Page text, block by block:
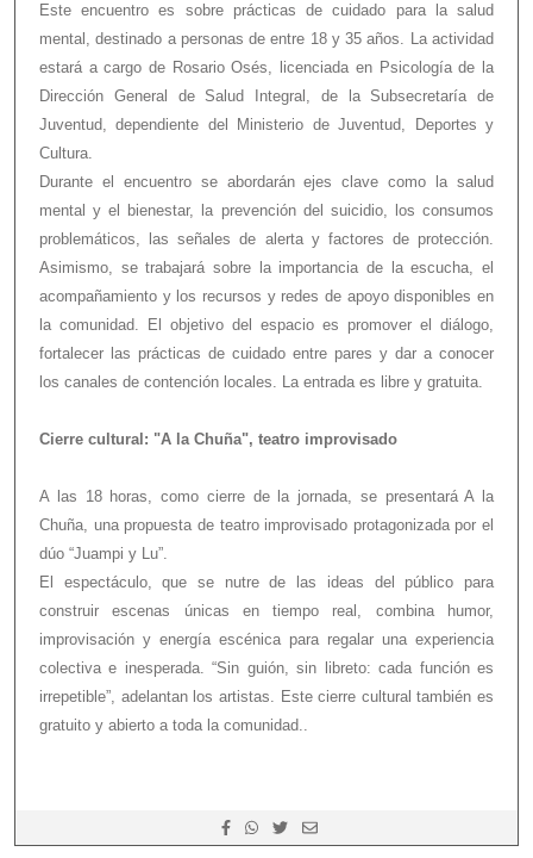
Este encuentro es sobre prácticas de cuidado para la salud
mental, destinado a personas de entre 18 y 35 años. La actividad
estará a cargo de Rosario Osés, licenciada en Psicología de la
Dirección General de Salud Integral, de la Subsecretaría de
Juventud, dependiente del Ministerio de Juventud, Deportes y
Cultura.
Durante el encuentro se abordarán ejes clave como la salud
mental y el bienestar, la prevención del suicidio, los consumos
problemáticos, las señales de alerta y factores de protección.
Asimismo, se trabajará sobre la importancia de la escucha, el
acompañamiento y los recursos y redes de apoyo disponibles en
la comunidad. El objetivo del espacio es promover el diálogo,
fortalecer las prácticas de cuidado entre pares y dar a conocer
los canales de contención locales. La entrada es libre y gratuita.
Cierre cultural: "A la Chuña", teatro improvisado
A las 18 horas, como cierre de la jornada, se presentará A la
Chuña, una propuesta de teatro improvisado protagonizada por el
dúo “Juampi y Lu”.
El espectáculo, que se nutre de las ideas del público para
construir escenas únicas en tiempo real, combina humor,
improvisación y energía escénica para regalar una experiencia
colectiva e inesperada. “Sin guión, sin libreto: cada función es
irrepetible”, adelantan los artistas. Este cierre cultural también es
gratuito y abierto a toda la comunidad..